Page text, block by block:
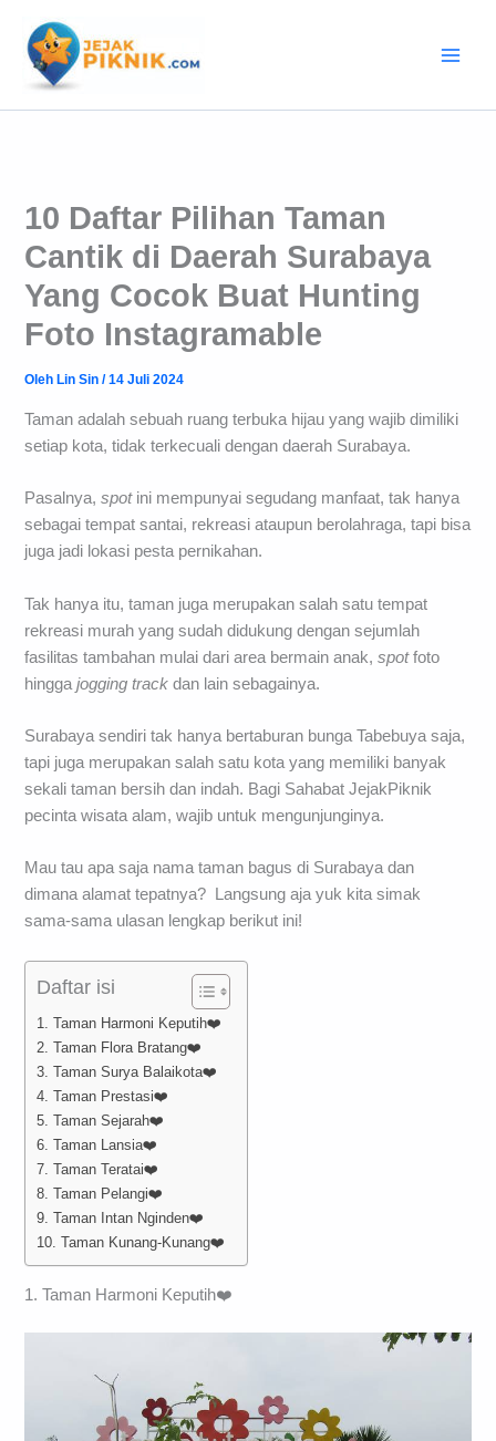
konten
10 Daftar Pilihan Taman
Cantik di Daerah Surabaya
Yang Cocok Buat Hunting
Foto Instagramable
Oleh Lin Sin/14 Juli 2024
Taman adalah sebuah ruang terbuka hijau yang wajib dimiliki
setiap kota, tidak terkecuali dengan daerah Surabaya.
Pasalnya,spotini mempunyai segudang manfaat, tak hanya
sebagai tempat santai, rekreasi ataupun berolahraga, tapi bisa
juga jadi lokasi pesta pernikahan.
Tak hanya itu, taman juga merupakan salah satu tempat
rekreasi murah yang sudah didukung dengan sejumlah
fasilitas tambahan mulai dari area bermain anak,spotfoto
hinggajogging track dan lain sebagainya.
Surabaya sendiri tak hanya bertaburan bunga Tabebuya saja,
tapi juga merupakan salah satu kota yang memiliki banyak
sekali taman bersih dan indah. Bagi Sahabat JejakPiknik
pecinta wisata alam, wajib untuk mengunjunginya.
Mau tau apa saja nama taman bagus di Surabaya dan
dimana alamat tepatnya? Langsung aja yuk kita simak
sama-sama ulasan lengkap berikut ini!
Daftar isi
1. Taman Harmoni Keputih❤️
2. Taman Flora Bratang❤️
3. Taman Surya Balaikota❤️
4. Taman Prestasi❤️
5. Taman Sejarah❤️
6. Taman Lansia❤️
7. Taman Teratai❤️
8. Taman Pelangi❤️
9. Taman Intan Nginden❤️
10. Taman Kunang-Kunang❤️
1. Taman Harmoni Keputih❤️